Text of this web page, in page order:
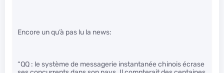
Encore un qu’à pas lu la news:
“QQ : le système de messagerie instantanée chinois écrase